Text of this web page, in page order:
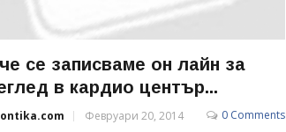
се записваме он лайн за
в кардио център...
Февруари 20, 2014 0 Comments